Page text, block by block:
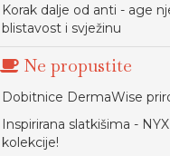
Korak dalje od anti - age
blistavost i svježinu
Ne propustite
Dobitnice DermaWise
Inspirirana slatkišima -
kolekcije!